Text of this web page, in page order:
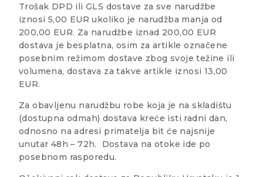
Trošak DPD ili GLS dostave za sve narudžbe
iznosi 5,00 EUR ukoliko je narudžba manja od
200,00 EUR. Za narudžbe iznad 200,00 EUR
dostava je besplatna, osim za artikle označene
posebnim režimom dostave zbog svoje težine ili
volumena, dostava za takve artikle iznosi 13,00
EUR.
Za obavljenu narudžbu robe koja je na skladištu
(dostupna odmah) dostava kreće isti radni dan,
odnosno na adresi primatelja bit će najsnije
unutar 48h – 72h. Dostava na otoke ide po
posebnom rasporedu.